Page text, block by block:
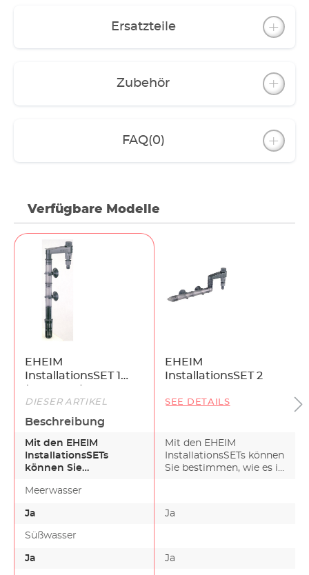
Ersatzteile
Zubehör
FAQ(0)
Verfügbare Modelle
EHEIM
InstallationsSET 1
EHEIM
InstallationsSET 2
DIESER ARTIKEL SEE DETAILS
Beschreibung
Mit den EHEIM
InstallationsSETs
können Sie
Ihrem Aquarium läuft…
Mit den EHEIM
InstallationsSETs können
Sie bestimmen, wie es in
Meerwasser
Ja Ja
Süßwasser
Ja Ja